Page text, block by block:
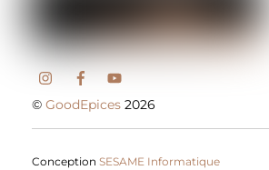
©GoodEpices 2026
ConceptionSESAME Informatique